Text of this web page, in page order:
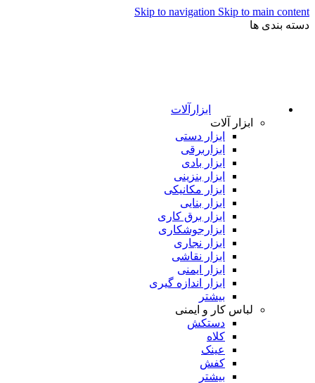
Skip to navigation Skip to main content
دسته بندی ها
ابزارآلات
ابزار آلات
ابزار دستی
ابزاربرقی
ابزار بادی
ابزار بنزینی
ابزار مکانیکی
ابزار بنایی
ابزار برق کاری
ابزارجوشکاری
ابزار نجاری
ابزار نقاشی
ابزار ایمنی
ابزار اندازه گیری
بیشتر
لباس کار و ایمنی
دستکش
کلاه
عینک
کفش
بیشتر